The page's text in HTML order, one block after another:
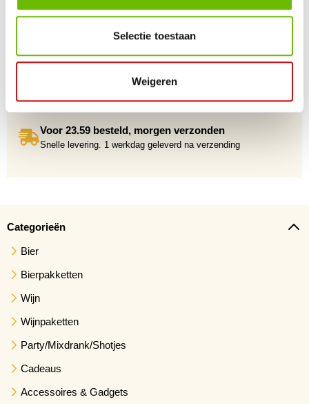
Selectie toestaan
Weigeren
Voor 23.59 besteld, morgen verzonden
Snelle levering. 1 werkdag geleverd na verzending
Categorieën
Bier
Bierpakketten
Wijn
Wijnpaketten
Party/Mixdrank/Shotjes
Cadeaus
Accessoires & Gadgets